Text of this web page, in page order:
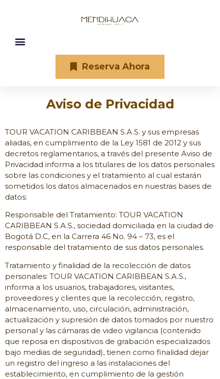
Reserva Ahora
Aviso de Privacidad
TOUR VACATION CARIBBEAN S.A.S. y sus empresas
aliadas, en cumplimiento de la Ley 1581 de 2012 y sus
decretos reglamentarios, a través del presente Aviso de
Privacidad informa a los titulares de los datos personales
sobre las condiciones y el tratamiento al cual estarán
sometidos los datos almacenados en nuestras bases de
datos:
Responsable del Tratamiento: TOUR VACATION
CARIBBEAN S.A.S., sociedad domiciliada en la ciudad de
Bogotá D.C, en la Carrera 46 No. 94 – 73, es el
responsable del tratamiento de sus datos personales.
Tratamiento y finalidad de la recolección de datos
personales: TOUR VACATION CARIBBEAN S.A.S.,
informa a los usuarios, trabajadores, visitantes,
proveedores y clientes que la recolección, registro,
almacenamiento, uso, circulación, administración,
actualización y supresión de datos tomados por nuestro
personal y las cámaras de video vigilancia (contenido
que reposa en dispositivos de grabación especializados
bajo medias de seguridad), tienen como finalidad dejar
un registro del ingreso a las instalaciones del
establecimiento, en cumplimiento de la gestión